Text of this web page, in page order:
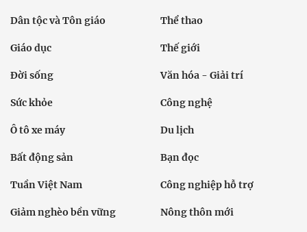
Dân tộc và Tôn giáo Thể thao
Giáo dục Thế giới
Đời sống Văn hóa - Giải trí
Sức khỏe Công nghệ
Ô tô xe máy Du lịch
Bất động sản Bạn đọc
Tuần Việt Nam Công nghiệp hỗ trợ
Giảm nghèo bền vững Nông thôn mới